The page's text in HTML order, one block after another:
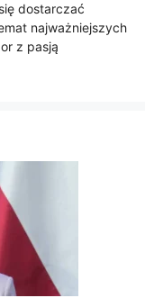
dostarczać
najważniejszych
z pasją